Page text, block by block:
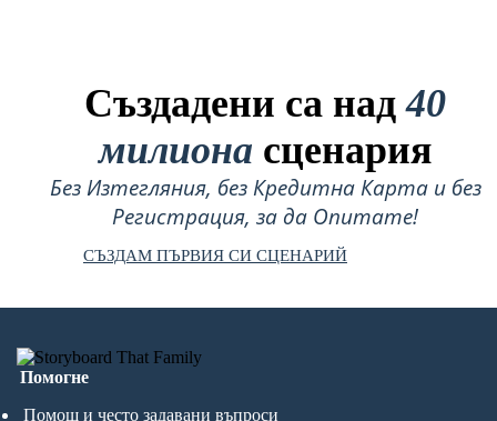
Създадени са над40
милиона сценария
Без Изтегляния, без Кредитна Карта и без
Регистрация, за да Опитате!
СЪЗДАМ ПЪРВИЯ СИ СЦЕНАРИЙ
Помогне
Помощ и често задавани въпроси